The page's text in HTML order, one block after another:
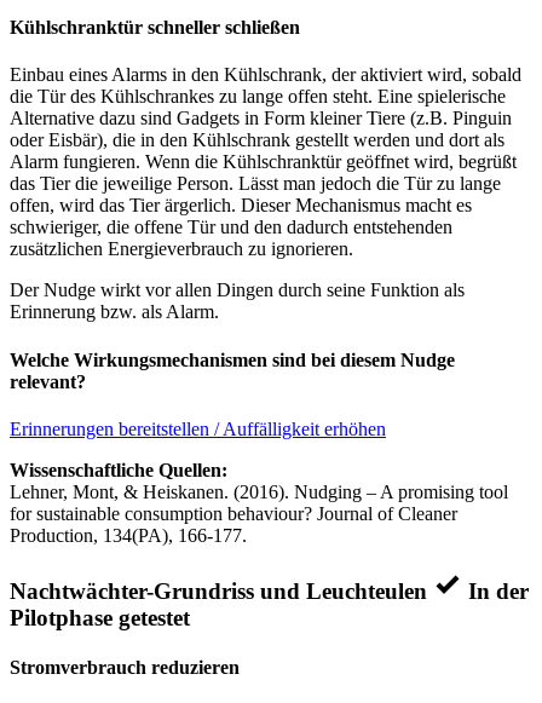
Kühlschranktür schneller schließen
Einbau eines Alarms in den Kühlschrank, der aktiviert wird, sobald
die Tür des Kühlschrankes zu lange offen steht. Eine spielerische
Alternative dazu sind Gadgets in Form kleiner Tiere (z.B. Pinguin
oder Eisbär), die in den Kühlschrank gestellt werden und dort als
Alarm fungieren. Wenn die Kühlschranktür geöffnet wird, begrüßt
das Tier die jeweilige Person. Lässt man jedoch die Tür zu lange
offen, wird das Tier ärgerlich. Dieser Mechanismus macht es
schwieriger, die offene Tür und den dadurch entstehenden
zusätzlichen Energieverbrauch zu ignorieren.
Der Nudge wirkt vor allen Dingen durch seine Funktion als
Erinnerung bzw. als Alarm.
Welche Wirkungsmechanismen sind bei diesem Nudge
relevant?
Erinnerungen bereitstellen / Auffälligkeit erhöhen
Wissenschaftliche Quellen:
Lehner, Mont, & Heiskanen. (2016). Nudging – A promising tool
for sustainable consumption behaviour? Journal of Cleaner
Production, 134(PA), 166-177.
Nachtwächter-Grundriss und Leuchteulen
In der
Pilotphase getestet
Stromverbrauch reduzieren